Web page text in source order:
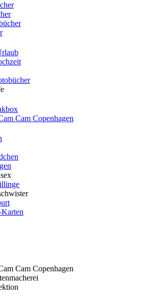
Cam Copenhagen
Karten
Cam Copenhagen